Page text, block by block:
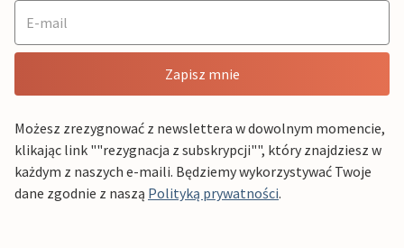
Zapisz mnie
Możesz zrezygnować z newslettera w dowolnym momencie,
klikając link ""rezygnacja z subskrypcji"", który znajdziesz w
każdym z naszych e-maili. Będziemy wykorzystywać Twoje
dane zgodnie z naszą Polityką prywatności.